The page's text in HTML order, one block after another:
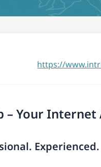
Your Internet